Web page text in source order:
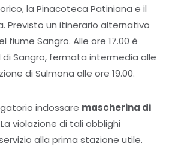
la Pinacoteca Patiniana e il
Previsto un itinerario alternativo
Sangro. Alle ore 17.00 è
Sangro, fermata intermedia alle
di Sulmona alle ore 19.00.
indossare mascherina di
violazione di tali obblighi
alla prima stazione utile.